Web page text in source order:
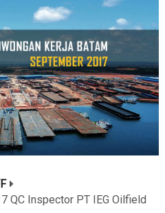
QC Inspector PT IEG Oilfield